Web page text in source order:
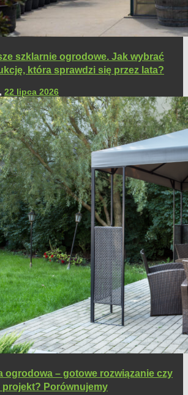
szklarnie ogrodowe. Jak wybrać
która sprawdzi się przez lata?
, 22 lipca 2026
ogrodowa – gotowe rozwiązanie czy
projekt? Porównujemy